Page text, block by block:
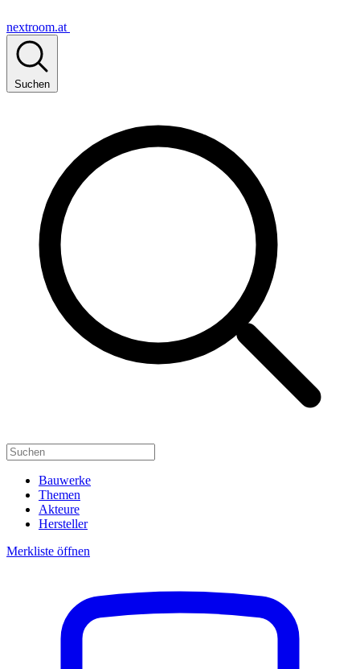
nextroom.at
Suchen
Bauwerke
Themen
Akteure
Hersteller
Merkliste öffnen